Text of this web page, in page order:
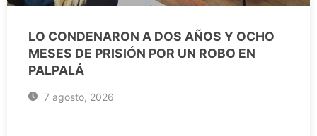
LO CONDENARON A DOS AÑOS Y OCHO
MESES DE PRISIÓN POR UN ROBO EN
PALPALÁ
7 agosto, 2026